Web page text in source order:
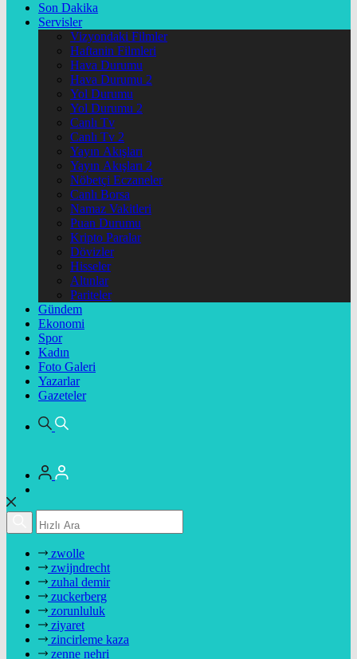
Son Dakika
Servisler
Vizyondaki Filmler
Haftanin Filmleri
Hava Durumu
Hava Durumu 2
Yol Durumu
Yol Durumu 2
Canlı Tv
Canlı Tv 2
Yayın Akışları
Yayın Akışları 2
Nöbetçi Eczaneler
Canlı Borsa
Namaz Vakitleri
Puan Durumu
Kripto Paralar
Dövizler
Hisseler
Altınlar
Pariteler
Gündem
Ekonomi
Spor
Kadın
Foto Galeri
Yazarlar
Gazeteler
zwolle
zwijndrecht
zuhal demir
zuckerberg
zorunluluk
ziyaret
zincirleme kaza
zenne nehri